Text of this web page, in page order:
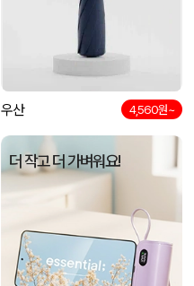
우산 4,560원~
더 작고 더 가벼워요!